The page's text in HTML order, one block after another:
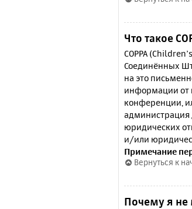
Что такое
COPPA
Соединённых
на это
информации от
конференции,
администрация
юридических
и/или
Примечание
Вернуться к
Почему я не